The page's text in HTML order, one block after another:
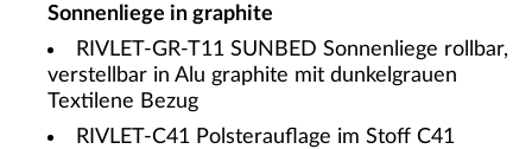
Sonnenliege in graphite
RIVLET-GR-T11 SUNBED Sonnenliege rollbar,
verstellbar in Alu graphite mit dunkelgrauen
Textilene Bezug
RIVLET-C41 Polsterauflage im Stoff C41